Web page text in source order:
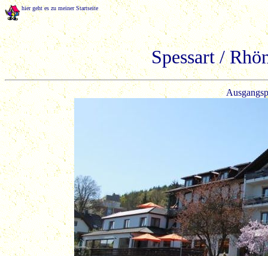
hier geht es zu meiner Startseite
Spessart /